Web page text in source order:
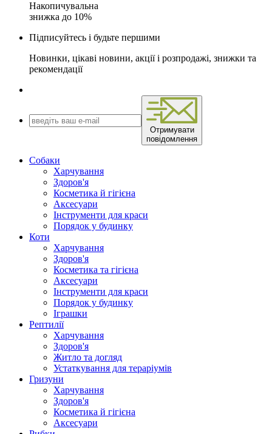
Накопичувальна
знижка до 10%
Підписуйтесь і будьте першими
Новинки, цікаві новини, акції і розпродажі, знижки та
рекомендації
Отримувати
повідомлення
Собаки
Харчування
Здоров'я
Косметика й гігієна
Аксесуари
Інструменти для краси
Порядок у будинку
Коти
Харчування
Здоров'я
Косметика та гігієна
Аксесуари
Інструменти для краси
Порядок у будинку
Іграшки
Рептилії
Харчування
Здоров'я
Житло та догляд
Устаткування для тераріумів
Гризуни
Харчування
Здоров'я
Косметика й гігієна
Аксесуари